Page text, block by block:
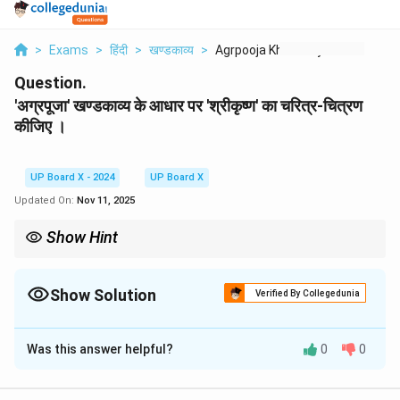
> Exams > हिंदी > खण्डकाव्य > Agrpooja Khndkavy Ke...
Question.
'अग्रपूजा' खण्डकाव्य के आधार पर 'श्रीकृष्ण' का चरित्र-चित्रण
कीजिए ।
UP Board X - 2024
UP Board X
Updated On: Nov 11, 2025
Show Hint
पांडवों के मित्र के रूप में दिखाएँ।
Show Solution Verified By Collegedunia
Solution and Explanation
'अग्रपूजा' खण्डकाव्य में श्रीकृष्ण को नायक के रूप में चित्रित किया
Was this answer helpful? 0 0